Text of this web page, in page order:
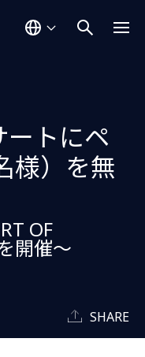
ートにペ
様）を無
OF
開催～
SHARE